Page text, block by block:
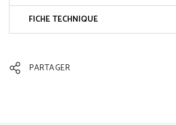
FICHE TECHNIQUE
PARTAGER